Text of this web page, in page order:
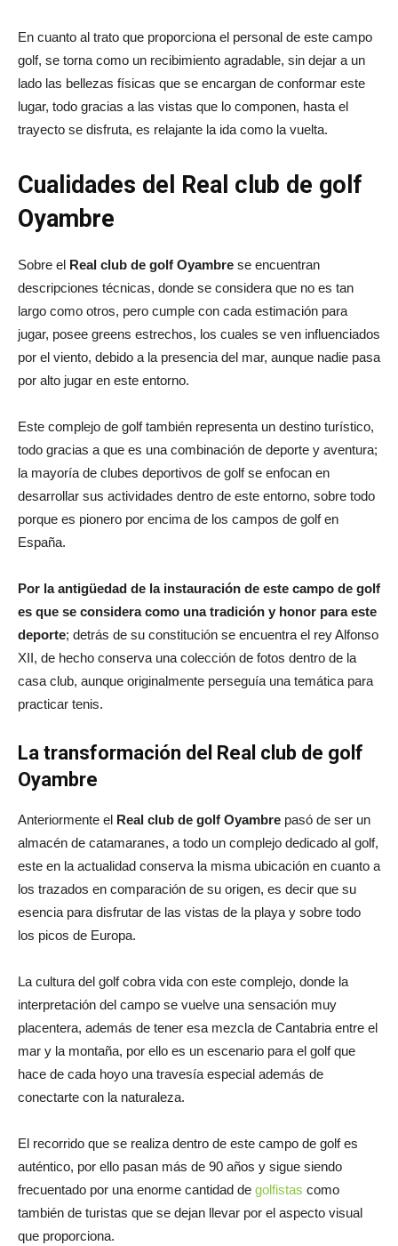
En cuanto al trato que proporciona el personal de este campo
golf, se torna como un recibimiento agradable, sin dejar a un
lado las bellezas físicas que se encargan de conformar este
lugar, todo gracias a las vistas que lo componen, hasta el
trayecto se disfruta, es relajante la ida como la vuelta.
Cualidades del Real club de golf
Oyambre
Sobre el Real club de golf Oyambre se encuentran
descripciones técnicas, donde se considera que no es tan
largo como otros, pero cumple con cada estimación para
jugar, posee greens estrechos, los cuales se ven influenciados
por el viento, debido a la presencia del mar, aunque nadie pasa
por alto jugar en este entorno.
Este complejo de golf también representa un destino turístico,
todo gracias a que es una combinación de deporte y aventura;
la mayoría de clubes deportivos de golf se enfocan en
desarrollar sus actividades dentro de este entorno, sobre todo
porque es pionero por encima de los campos de golf en
España.
Por la antigüedad de la instauración de este campo de golf
es que se considera como una tradición y honor para este
deporte; detrás de su constitución se encuentra el rey Alfonso
XII, de hecho conserva una colección de fotos dentro de la
casa club, aunque originalmente perseguía una temática para
practicar tenis.
La transformación del Real club de golf
Oyambre
Anteriormente el Real club de golf Oyambre pasó de ser un
almacén de catamaranes, a todo un complejo dedicado al golf,
este en la actualidad conserva la misma ubicación en cuanto a
los trazados en comparación de su origen, es decir que su
esencia para disfrutar de las vistas de la playa y sobre todo
los picos de Europa.
La cultura del golf cobra vida con este complejo, donde la
interpretación del campo se vuelve una sensación muy
placentera, además de tener esa mezcla de Cantabria entre el
mar y la montaña, por ello es un escenario para el golf que
hace de cada hoyo una travesía especial además de
conectarte con la naturaleza.
El recorrido que se realiza dentro de este campo de golf es
auténtico, por ello pasan más de 90 años y sigue siendo
frecuentado por una enorme cantidad de golfistas como
también de turistas que se dejan llevar por el aspecto visual
que proporciona.